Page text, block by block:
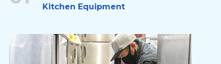
Kitchen Equipment